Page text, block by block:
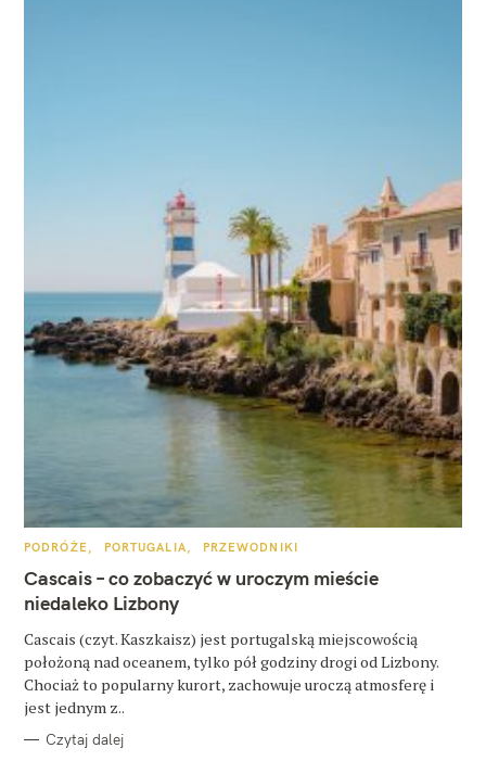
K
T
E
G
O
I
PODRÓŻE PORTUGALIA PRZEWODNIKI
Cascais – co zobaczyć w uroczym mieście
niedaleko Lizbony
Cascais (czyt. Kaszkaisz) jest portugalską miejscowością
położoną nad oceanem, tylko pół godziny drogi od Lizbony.
Chociaż to popularny kurort, zachowuje uroczą atmosferę i
jest jednym z..
Czytaj dalej
y
s
z
u
k
a
j